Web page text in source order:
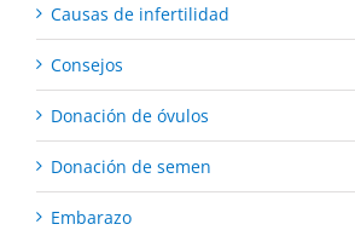
Causas de infertilidad
Consejos
Donación de óvulos
Donación de semen
Embarazo